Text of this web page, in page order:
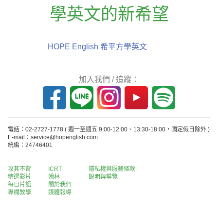
學英文的新希望
HOPE English 希平方學英文
加入我們 / 追蹤：
電話：02-2727-1778 ( 週一至週五 9:00-12:00、13:30-18:00，國定假日除外 )
E-mail：service@hopenglish.com
統編：24746401
攻其不背
精選影片
每日片語
專欄教學
ICRT
翰林
關於我們
媒體報導
隱私權與服務條款
說明與導覽